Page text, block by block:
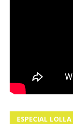
ESPECIAL